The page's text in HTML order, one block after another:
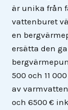
är unika från
vattenburet
en
ersätta den
500 och 11
av
och 6500 €